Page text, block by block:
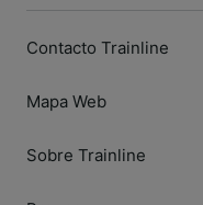
Contacto Trainline
Mapa Web
Sobre Trainline